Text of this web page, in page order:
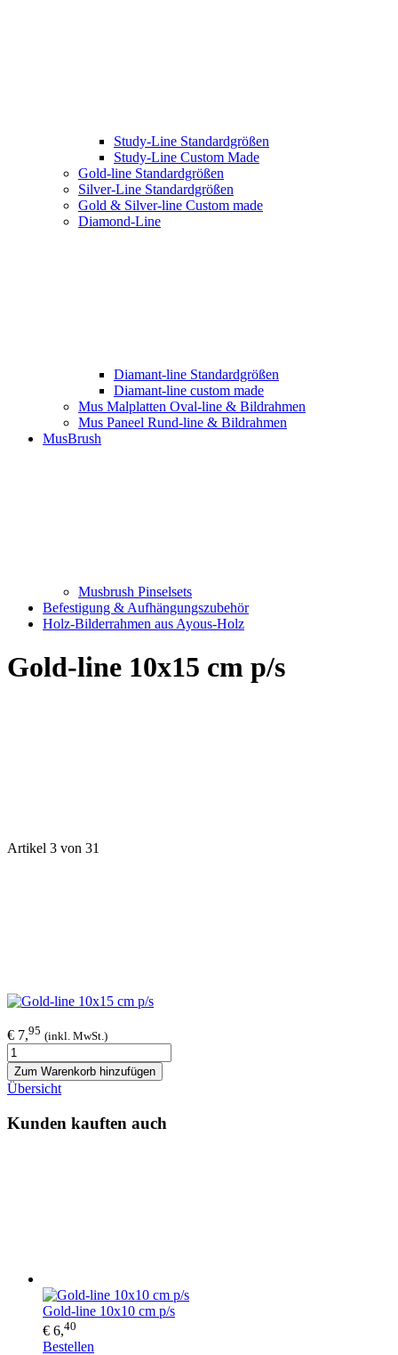
Study-Line Standardgrößen
Study-Line Custom Made
Gold-line Standardgrößen
Silver-Line Standardgrößen
Gold & Silver-line Custom made
Diamond-Line
Diamant-line Standardgrößen
Diamant-line custom made
Mus Malplatten Oval-line & Bildrahmen
Mus Paneel Rund-line & Bildrahmen
MusBrush
Musbrush Pinselsets
Befestigung & Aufhängungszubehör
Holz-Bilderrahmen aus Ayous-Holz
Gold-line 10x15 cm p/s
Artikel 3 von 31
€ 7,95 (inkl. MwSt.)
Zum Warenkorb hinzufügen
Übersicht
Kunden kauften auch
Gold-line 10x10 cm p/s
€ 6,40
Bestellen